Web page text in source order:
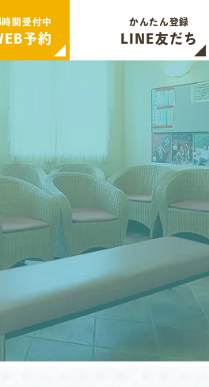
間受付中
予約
かんたん登録
LINE友だち